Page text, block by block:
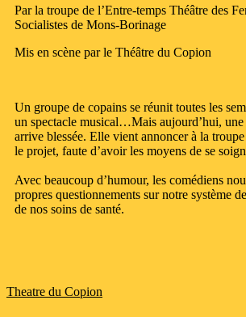
Par la troupe de l’Entre-temps Théâtre des
Socialistes de Mons-Borinage
Mis en scène par le Théâtre du Copion
Un groupe de copains se réunit toutes les
un spectacle musical…Mais aujourd’hui, une
arrive blessée. Elle vient annoncer à la
le projet, faute d’avoir les moyens de se
Avec beaucoup d’humour, les comédiens
propres questionnements sur notre système
de nos soins de santé.
Theatre du Copion